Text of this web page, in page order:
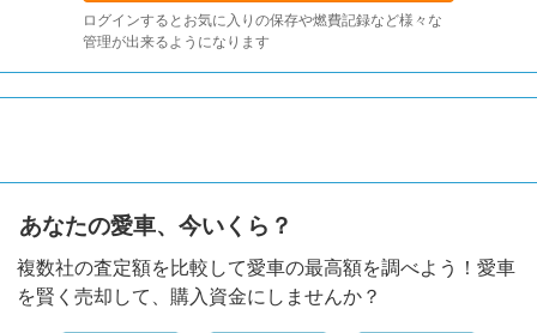
ログインするとお気に入りの保存や燃費記録など様々な
管理が出来るようになります
あなたの愛車、今いくら？
複数社の査定額を比較して愛車の最高額を調べよう！愛車
を賢く売却して、購入資金にしませんか？